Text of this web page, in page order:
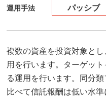
運用手法 パッシブ
複数の資産を投資対象と
用を行います。ターゲッ
る運用を行います。同分
比べて信託報酬は低い水準